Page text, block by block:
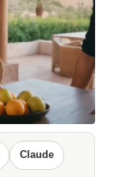
Claude